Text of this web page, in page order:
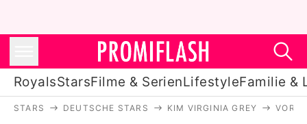
RoyalsStarsFilme & SerienLifestyleFamilie &
STARS DEUTSCHE STARS KIM VIRGINIA GREY VOR